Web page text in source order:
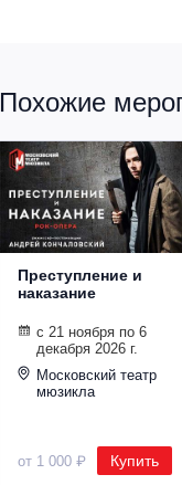
Похожие
Преступление и
наказание
с 21 ноября по 6
декабря 2026 г.
Московский театр
мюзикла
от 1 000 ₽ Купить